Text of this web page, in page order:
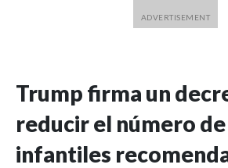
Trump firma un
reducir el número
infantiles